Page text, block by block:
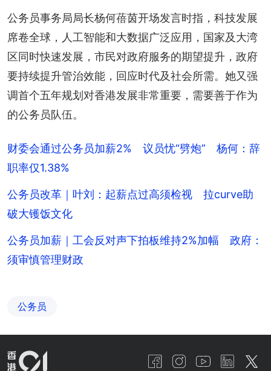
公务员事务局局长杨何蓓茵开场发言时指，科技发展
席卷全球，人工智能和大数据广泛应用，国家及大湾
区同时快速发展，市民对政府服务的期望提升，政府
要持续提升管治效能，回应时代及社会所需。她又强
调首个五年规划对香港发展非常重要，需要善于作为
的公务员队伍。
财委会通过公务员加薪2% 议员忧“劈炮” 杨何：辞
职率仅1.38%
公务员改革｜叶刘：起薪点过高须检视 拉curve助
破大镬饭文化
公务员加薪｜工会反对声下拍板维持2%加幅 政府：
须审慎管理财政
公务员